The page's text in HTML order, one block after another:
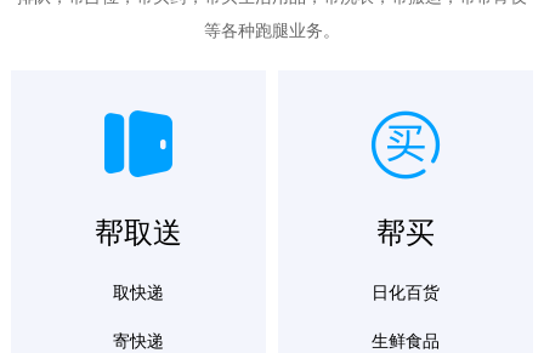
等各种跑腿业务。
帮取送
取快递
寄快递
帮买
日化百货
生鲜食品